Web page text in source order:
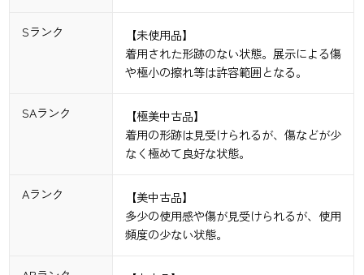
Sランク
【未使用品】
着用された形跡のない状態。展示による傷
や極小の擦れ等は許容範囲となる。
SAランク
【極美中古品】
着用の形跡は見受けられるが、傷などが少
なく極めて良好な状態。
Aランク
【美中古品】
多少の使用感や傷が見受けられるが、使用
頻度の少ない状態。